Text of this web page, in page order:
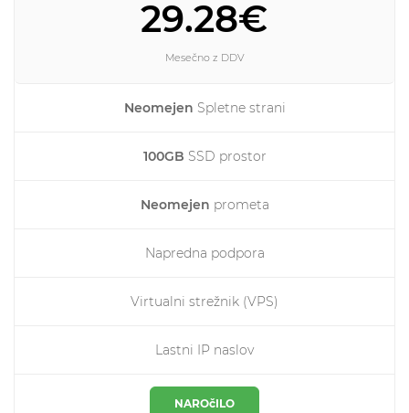
29.28€
Mesečno z DDV
Neomejen Spletne strani
100GB SSD prostor
Neomejen prometa
Napredna podpora
Virtualni strežnik (VPS)
Lastni IP naslov
NAROčILO